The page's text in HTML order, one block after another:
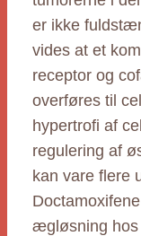
er ikke
vides at et
receptor og
overføres til
hypertrofi af
regulering af
kan vare flere
ægløsning hos